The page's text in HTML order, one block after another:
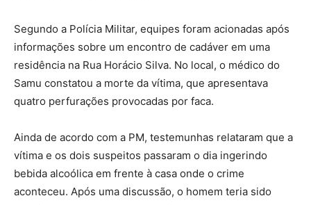
Segundo a Polícia Militar, equipes foram acionadas após
informações sobre um encontro de cadáver em uma
residência na Rua Horácio Silva. No local, o médico do
Samu constatou a morte da vítima, que apresentava
quatro perfurações provocadas por faca.
Ainda de acordo com a PM, testemunhas relataram que a
vítima e os dois suspeitos passaram o dia ingerindo
bebida alcoólica em frente à casa onde o crime
aconteceu. Após uma discussão, o homem teria sido